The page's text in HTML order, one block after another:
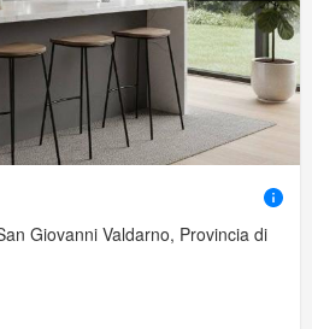
Giovanni Valdarno, Provincia di